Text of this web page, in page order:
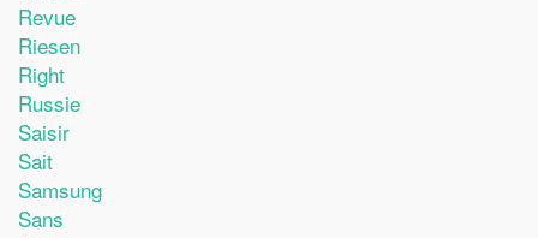
Revue
Riesen
Right
Russie
Saisir
Sait
Samsung
Sans